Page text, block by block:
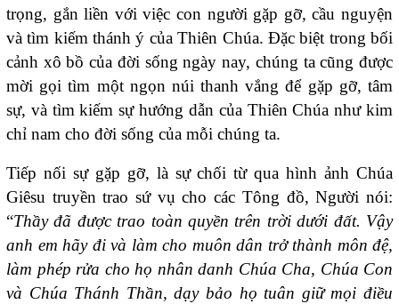
trọng, gắn liền với việc con người gặp gỡ, cầu nguyện
và tìm kiếm thánh ý của Thiên Chúa. Đặc biệt trong bối
cảnh xô bồ của đời sống ngày nay, chúng ta cũng được
mời gọi tìm một ngọn núi thanh vắng để gặp gỡ, tâm
sự, và tìm kiếm sự hướng dẫn của Thiên Chúa như kim
chỉ nam cho đời sống của mỗi chúng ta.
Tiếp nối sự gặp gỡ, là sự chối từ qua hình ảnh Chúa
Giêsu truyền trao sứ vụ cho các Tông đồ, Người nói:
“Thầy đã được trao toàn quyền trên trời dưới đất. Vậy
anh em hãy đi và làm cho muôn dân trở thành môn đệ,
làm phép rửa cho họ nhân danh Chúa Cha, Chúa Con
và Chúa Thánh Thần, dạy bảo họ tuân giữ mọi điều